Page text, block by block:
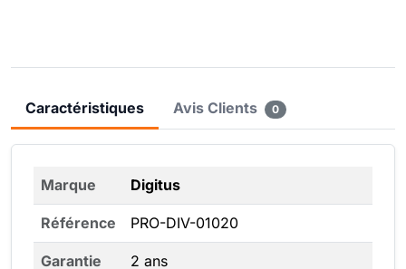
Caractéristiques Avis Clients 0
Marque Digitus
Référence PRO-DIV-01020
Garantie 2 ans